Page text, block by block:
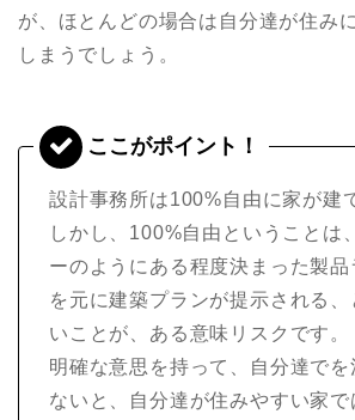
が、ほとんどの場合は自分達が住み
しまうでしょう。
設計事務所は100%自由に家が建
しかし、100%自由ということは
ーのようにある程度決まった製
を元に建築プランが提示される
いことが、ある意味リスクです。
明確な意思を持って、自分達で
ないと、自分達が住みやすい家で